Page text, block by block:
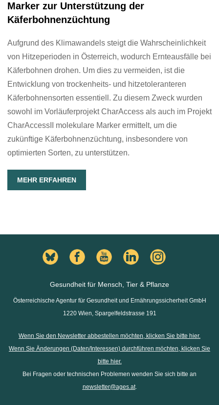
Marker zur Unterstützung der
Käferbohnenzüchtung
Aufgrund des Klimawandels steigt die Wahrscheinlichkeit
von Hitzeperioden in Österreich, wodurch Ernteausfälle bei
Käferbohnen drohen. Um dies zu vermeiden, ist die
Entwicklung von trockenheits- und hitzetoleranteren
Käferbohnensorten essentiell. Zu diesem Zweck wurden
sowohl im Vorläuferprojekt CharAccess als auch im Projekt
CharAccessII molekulare Marker ermittelt, um die
zukünftige Käferbohnenzüchtung, insbesondere von
optimierten Sorten, zu unterstützen.
MEHR ERFAHREN
Gesundheit für Mensch, Tier & Pflanze
Österreichische Agentur für Gesundheit und Ernährungssicherheit GmbH
1220 Wien, Spargelfeldstrasse 191
Wenn Sie den Newsletter abbestellen möchten, klicken Sie bitte hier.
Wenn Sie Änderungen (Daten/Interessen) durchführen möchten, klicken Sie
bitte hier.
Bei Fragen oder technischen Problemen wenden Sie sich bitte an
newsletter@ages.at.